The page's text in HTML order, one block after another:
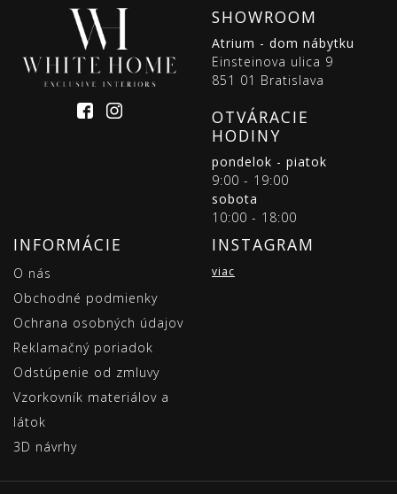
SHOWROOM
Atrium - dom nábytku
Einsteinova ulica 9
851 01 Bratislava
OTVÁRACIE
HODINY
pondelok - piatok
9:00 - 19:00
sobota
10:00 - 18:00
INFORMÁCIE
O nás
Obchodné podmienky
Ochrana osobných údajov
Reklamačný poriadok
Odstúpenie od zmluvy
Vzorkovník materiálov a
látok
3D návrhy
INSTAGRAM
viac